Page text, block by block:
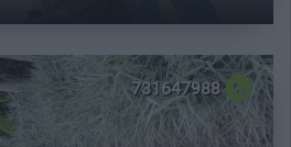
731647988